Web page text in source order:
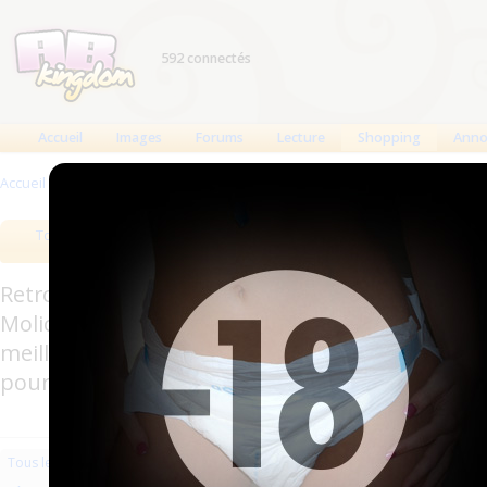
592 connectés
Accueil Images Forums Lecture Shopping
Accueil >
Tous les produits
Retrouverez sur cette page les meilleures
Molicare, Comficare, Confiance, Depend,
meilleurs produits aussi bien pour les
pour l'incontinence.
Tous les produits
Les plus récents Trier par nom